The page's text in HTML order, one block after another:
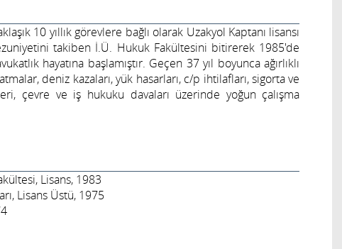
10 yıllık görevlere bağlı olarak Uzakyol Kaptanı lisansı
takiben İ.Ü. Hukuk Fakültesini bitirerek 1985'de
hayatına başlamıştır. Geçen 37 yıl boyunca ağırlıklı
deniz kazaları, yük hasarları, c/p ihtilafları, sigorta ve
çevre ve iş hukuku davaları üzerinde yoğun çalışma
Lisans, 1983
Lisans Üstü, 1975